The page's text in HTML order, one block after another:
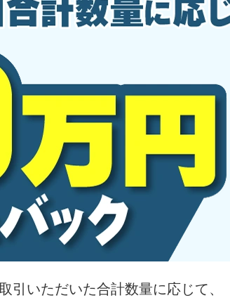
引いただいた合計数量に応じて、